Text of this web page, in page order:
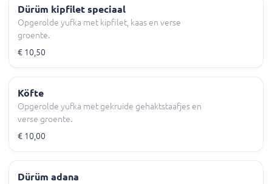
Dürüm kipfilet speciaal
Opgerolde yufka met kipfilet, kaas en verse
groente.
€ 10,50
Köfte
Opgerolde yufka met gekruide gehaktstaafjes en
verse groente.
€ 10,00
Dürüm adana